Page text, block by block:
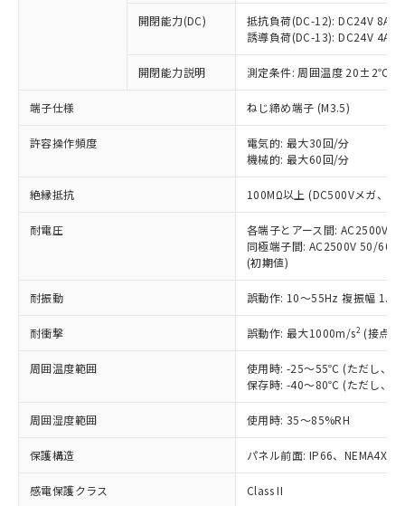
開閉能力(DC)
抵抗負荷(DC-12): DC24V 8A/
誘導負荷(DC-13): DC24V 4A/
開閉能力説明 測定条件: 周囲温度 20±2℃、
端子仕様 ねじ締め端子 (M3.5)
許容操作頻度
電気的: 最大30回/分
機械的: 最大60回/分
絶縁抵抗 100MΩ以上 (DC500Vメガ、点
耐電圧
各端子とアース間: AC2500V
同極端子間: AC2500V 50/
(初期値)
耐振動 誤動作: 10～55Hz 複振幅
耐衝撃 誤動作: 最大1000m/s2 (接点
周囲温度範囲
使用時: -25～55℃ (ただし、氷
保存時: -40～80℃ (ただし、氷
周囲湿度範囲 使用時: 35～85%RH
保護構造 パネル前面: IP66、NEMA4X,
感電保護クラス Class II
ことをご了承ください。
在庫状況および標準価格照会結果は、
記載している更新日時点での社内デー
タに基づき作成されるものであり、閲
覧された時点での実際の在庫および標
準価格とは異なる場合があることをご
正式な納期状況および標準価格はお客
様のお取引先、またはお客様担当のオ
ムロン制御機器販売店・当社販売員に
オムロン制御機器販売店や当社販売拠
販売ネットワーク
」をご確認
在庫状況および標準価格結果を当社の
事前の承諾なく第三者に漏洩または開
示しないようお願いします。
マイパーツ機能（部品リスト作成サー
ビス）をご利用いただくには、I-Web
メンバーズにご登録されている必要が
お客様が当ウェブサイト上で当社にご
登録された部品リストについて、当社
および当社の共同利用者が、当社の製
品・サービスに関するお客様との取
引・商談に必要な範囲で利用すること
いたものが、含有品と判明した場合などや
むを得ず変更することがあります。
*EU RoHS指令（10物質）：
鉛(Pb) 1000ppm以下、 水銀(Hg) 1000ppm以下、 カド
六価クロム(Cr(Ⅵ)) 1000ppm以下、ポリ臭化ビフェニル
類(PBB) 1000ppm以下、ポリ臭化ジフェニルエーテル類
(PBDE) 1000ppm以下、フタル酸ビス(2-エチルヘキシ
ル) (DEHP)(別名：DOP) 1000ppm以下、フタル酸ブチ
ルベンジル（BBP） 1000ppm以下、フタル酸ジブチル
（DBP） 1000ppm以下、フタル酸ジイソブチル
(DIBP) 1000ppm以下
但し、RoHS指令で産業用監視および制御機器に対する
フタル酸エステル類の４物質については閾値を超える意
図的な使用がないことを確認しています。
部品在庫の切り替え状況などにより、予定
月が前後することがあります。
※3 非含有証明書ダウンロード
下記の非含有証明書をダウンロードするこ
とができます。
基準値を超えていることを示します。
「－」：未確認です。当社販売部門へお問
ム) : 100ppm、
Cr(Ⅵ)(六価クロム) : 1000ppm、 PBBs(ポリ臭化ビフェ
ニル類) : 1000ppm、 PBDEs(ポリ臭化ジフェニルエーテ
ル類) : 1000ppm、
DBP(フタル酸ジブチル) : 1000ppm、 DIBP(フタル酸ジ
イソブチル) : 1000ppm、 BBP(フタル酸ブチルベンジ
ル) : 1000ppm、
DEHP(フタル酸ビス(2-エチルヘキシル)) : 1000ppm
「ｅ」：有害物質（10物質）のすべてが基
準値以下であることを示します。
「10」：通常の使用状況下において有害物
質が外部に漏えいし、環境に深刻な影響を
及ぼさない年数を意味します。
「－」：未確認です。当社販売部門へお問
い合わせください。
当社は、これら貴社製品のうち、外国
為替および外国貿易法に定める商品
（以下｢規制貨物等」という）を輸出
または国外への提供する場合は、日本
国政府の輸出許可(または役務取引許
可)を取得するなどの必要な手続きを
当社は規制貨物を破棄する場合は、完
全に破砕するなど、違法に輸出されな
いよう必要な手段を講じます。
当社は貴社製品を、核兵器、ミサイ
ル、化学兵器、生物兵器またはその他
武器並びにこれらの製造装置等に一切
当社は、貴社製品を第三者に販売する
場合は、上記1、2および3の内容を当
該第三者に通知します。また当社は、
販売先および販売に係わる関係者が違
法に輸出するおそれがある場合は、取
り引きをいたしません。
キャンセル
説明
○ 一定数以上の在庫あり
一定数には満たないが在庫あり
在庫なし(最新の在庫状況につ
いては、お客様のお取引先、ま
たはお客様担当のオムロン制御
機器販売店・当社販売員にご確
白
受注生産機種、また在庫状況の
情報を公開していない機種